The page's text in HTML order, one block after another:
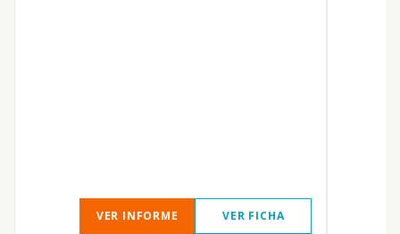
VER INFORME VER FICHA